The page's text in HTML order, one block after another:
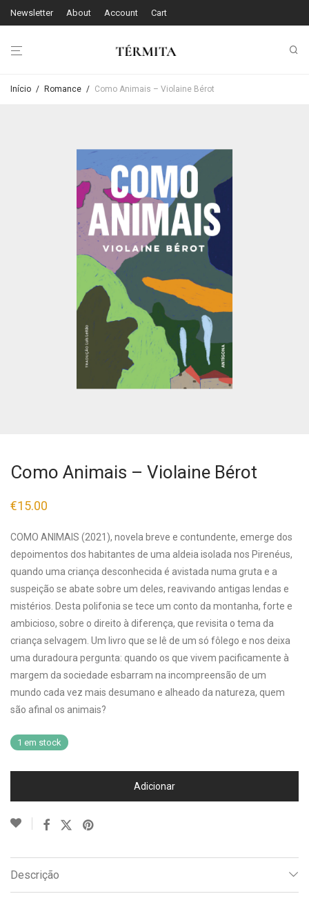
Newsletter About Account Cart
Início / Romance / Como Animais – Violaine Bérot
Como Animais – Violaine Bérot
€15.00
COMO ANIMAIS (2021), novela breve e contundente, emerge dos
depoimentos dos habitantes de uma aldeia isolada nos Pirenéus,
quando uma criança desconhecida é avistada numa gruta e a
suspeição se abate sobre um deles, reavivando antigas lendas e
mistérios. Desta polifonia se tece um conto da montanha, forte e
ambicioso, sobre o direito à diferença, que revisita o tema da
criança selvagem. Um livro que se lê de um só fôlego e nos deixa
uma duradoura pergunta: quando os que vivem pacificamente à
margem da sociedade esbarram na incompreensão de um
mundo cada vez mais desumano e alheado da natureza, quem
são afinal os animais?
1 em stock
Adicionar
Descrição